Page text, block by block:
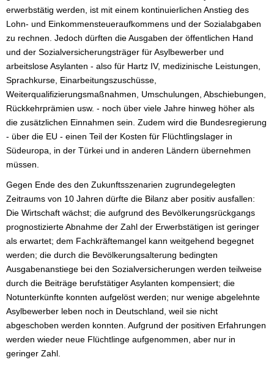
erwerbstätig werden, ist mit einem kontinuierlichen Anstieg des
Lohn- und Einkommensteueraufkommens und der Sozialabgaben
zu rechnen. Jedoch dürften die Ausgaben der öffentlichen Hand
und der Sozialversicherungsträger für Asylbewerber und
arbeitslose Asylanten - also für Hartz IV, medizinische Leistungen,
Sprachkurse, Einarbeitungszuschüsse,
Weiterqualifizierungsmaßnahmen, Umschulungen, Abschiebungen,
Rückkehrprämien usw. - noch über viele Jahre hinweg höher als
die zusätzlichen Einnahmen sein. Zudem wird die Bundesregierung
- über die EU - einen Teil der Kosten für Flüchtlingslager in
Südeuropa, in der Türkei und in anderen Ländern übernehmen
müssen.
Gegen Ende des den Zukunftsszenarien zugrundegelegten
Zeitraums von 10 Jahren dürfte die Bilanz aber positiv ausfallen:
Die Wirtschaft wächst; die aufgrund des Bevölkerungsrückgangs
prognostizierte Abnahme der Zahl der Erwerbstätigen ist geringer
als erwartet; dem Fachkräftemangel kann weitgehend begegnet
werden; die durch die Bevölkerungsalterung bedingten
Ausgabenanstiege bei den Sozialversicherungen werden teilweise
durch die Beiträge berufstätiger Asylanten kompensiert; die
Notunterkünfte konnten aufgelöst werden; nur wenige abgelehnte
Asylbewerber leben noch in Deutschland, weil sie nicht
abgeschoben werden konnten. Aufgrund der positiven Erfahrungen
werden wieder neue Flüchtlinge aufgenommen, aber nur in
geringer Zahl.